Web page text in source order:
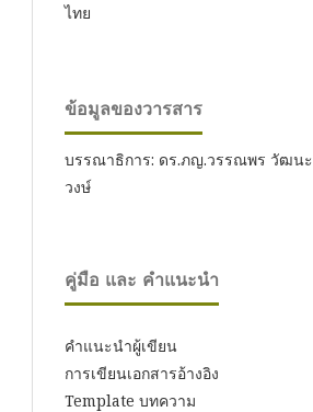
ไทย
ข้อมูลของวารสาร
บรรณาธิการ: ดร.ภญ.วรรณพร วัฒนะ
วงษ์
คู่มือ และ คำแนะนำ
คำแนะนำผู้เขียน
การเขียนเอกสารอ้างอิง
Template บทความ